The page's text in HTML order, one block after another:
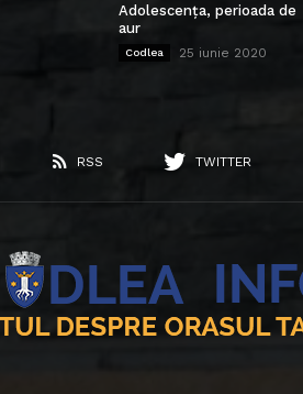
Adolescența, perioada de
aur
Codlea 25 iunie 2020
RSS TWITTER